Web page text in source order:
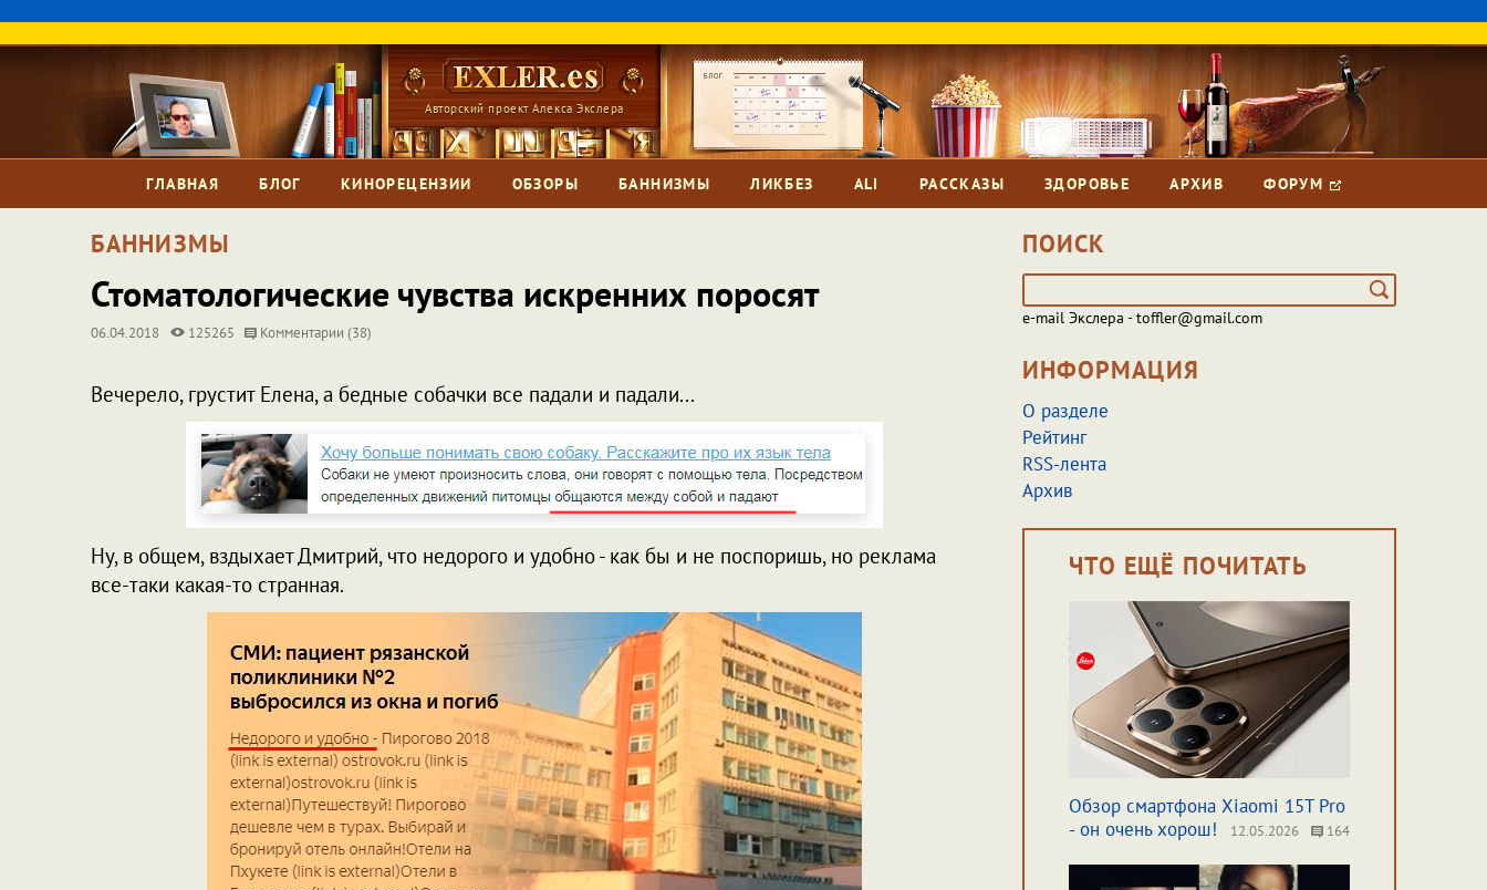
Авторский проект Алекса Экслера
ГЛАВНАЯ БЛОГ КИНОРЕЦЕНЗИИ ОБЗОРЫ БАННИЗМЫ ЛИКБЕЗ ALI РАССКАЗЫ ЗДОРОВЬЕ АРХИВ ФОРУМ
БАННИЗМЫ
Стоматологические чувства искренних поросят
06.04.2018 125265 Комментарии (38)
Вечерело, грустит Елена, а бедные собачки все падали и падали...
Ну, в общем, вздыхает Дмитрий, что недорого и удобно - как бы и не поспоришь, но реклама
все-таки какая-то странная.
ПОИСК
e-mail Экслера - toffler@gmail.com
ИНФОРМАЦИЯ
О разделе
Рейтинг
RSS-лента
Архив
ЧТО ЕЩЁ ПОЧИТАТЬ
Обзор смартфона Xiaomi 15T Pro
- он очень хорош!
12.05.2026 164